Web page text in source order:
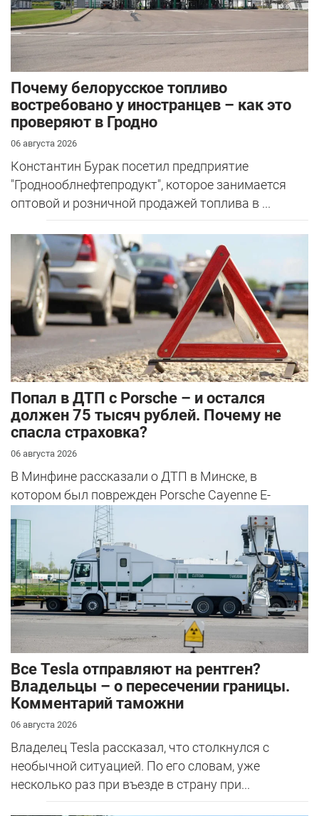
Почему белорусское топливо
востребовано у иностранцев – как это
проверяют в Гродно
06 августа 2026
Константин Бурак посетил предприятие
"Гроднооблнефтепродукт", которое занимается
оптовой и розничной продажей топлива в ...
​Попал в ДТП с Porsche – и остался
должен 75 тысяч рублей. Почему не
спасла страховка?
06 августа 2026
В Минфине рассказали о ДТП в Минске, в
котором был поврежден Porsche Cayenne E-
Все Tesla отправляют на рентген?
Владельцы – о пересечении границы.
Комментарий таможни
06 августа 2026
Владелец Tesla рассказал, что столкнулся с
необычной ситуацией. По его словам, уже
несколько раз при въезде в страну при...